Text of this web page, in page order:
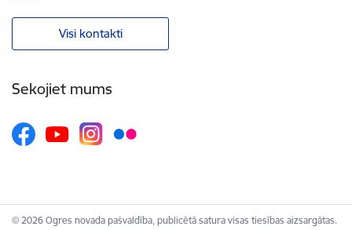
Visi kontakti
Sekojiet mums
© 2026 Ogres novada pašvaldība, publicētā satura visas tiesības aizsargātas.